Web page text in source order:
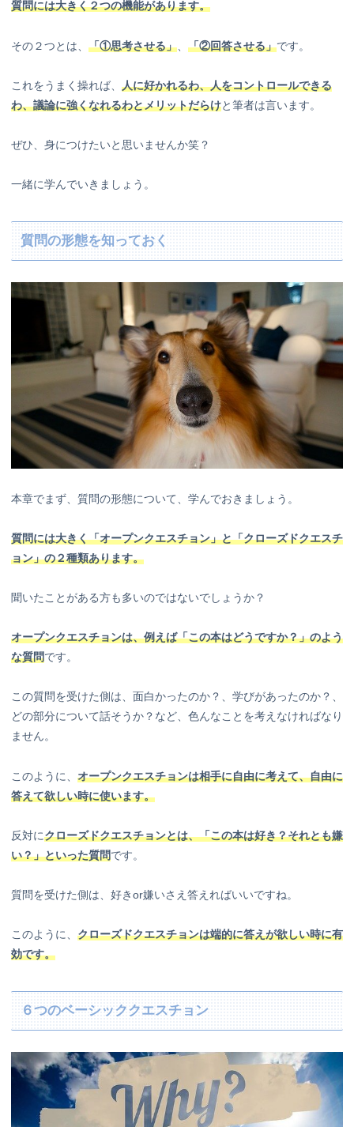
質問には大きく２つの機能があります。
その２つとは、 「①思考させる」 「②回答させる」です。
これをうまく操れば、 人に好かれるわ、人をコントロールできる
わ、議論に強くなれるわとメリットだらけと筆者は言います。
ぜひ、身につけたいと思いませんか笑？
一緒に学んでいきましょう。
質問の形態を知っておく
本章でまず、質問の形態について、学んでおきましょう。
質問には大きく「オープンクエスチョン」と「クローズドクエスチ
ョン」の２種類あります。
聞いたことがある方も多いのではないでしょうか？
オープンクエスチョンは、例えば「この本はどうですか？」のよう
な質問です。
この質問を受けた側は、面白かったのか？、学びがあったのか？、
どの部分について話そうか？など、色んなことを考えなければなり
ません。
このように、 オープンクエスチョンは相手に自由に考えて、自由に
答えて欲しい時に使います。
反対にクローズドクエスチョンとは、「この本は好き？それとも嫌
い？」といった質問です。
質問を受けた側は、好きor嫌いさえ答えればいいですね。
このように、 クローズドクエスチョンは端的に答えが欲しい時に有
効です。
６つのベーシッククエスチョン